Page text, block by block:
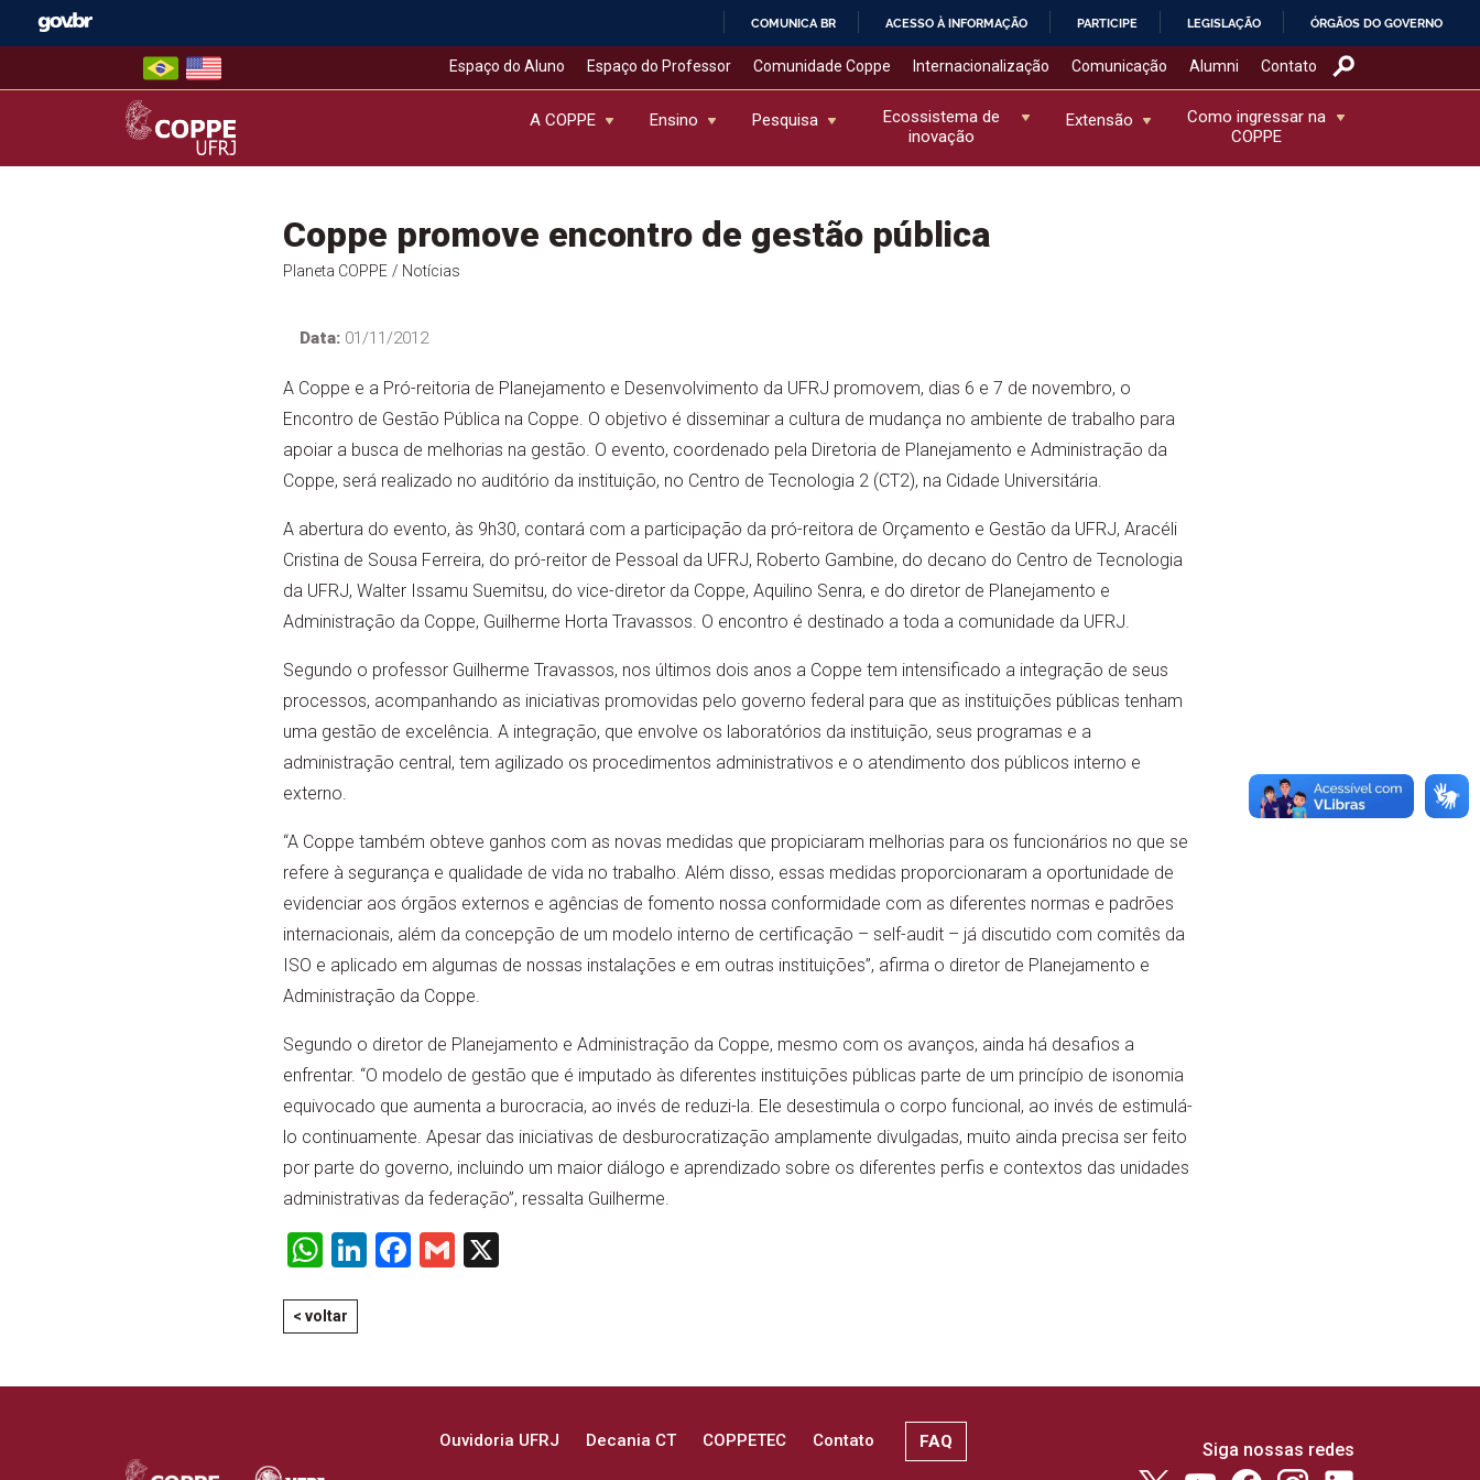
COMUNICA BR ACESSO À INFORMAÇÃO PARTICIPE LEGISLAÇÃO ÓRGÃOS DO GOVERNO
Espaço do Aluno Espaço do Professor Comunidade Coppe Internacionalização Comunicação Alumni Contato
COPPE – UFRJ
A COPPE Ensino Pesquisa
Ecossistema de
inovação
Extensão
Como ingressar na
COPPE
Coppe promove encontro de gestão pública
Planeta COPPE / Notícias
Data:01/11/2012
A Coppe e a Pró-reitoria de Planejamento e Desenvolvimento da UFRJ promovem, dias 6 e 7 de novembro, o
Encontro de Gestão Pública na Coppe. O objetivo é disseminar a cultura de mudança no ambiente de trabalho para
apoiar a busca de melhorias na gestão. O evento, coordenado pela Diretoria de Planejamento e Administração da
Coppe, será realizado no auditório da instituição, no Centro de Tecnologia 2 (CT2), na Cidade Universitária.
A abertura do evento, às 9h30, contará com a participação da pró-reitora de Orçamento e Gestão da UFRJ, Aracéli
Cristina de Sousa Ferreira, do pró-reitor de Pessoal da UFRJ, Roberto Gambine, do decano do Centro de Tecnologia
da UFRJ, Walter Issamu Suemitsu, do vice-diretor da Coppe, Aquilino Senra, e do diretor de Planejamento e
Administração da Coppe, Guilherme Horta Travassos. O encontro é destinado a toda a comunidade da UFRJ.
Segundo o professor Guilherme Travassos, nos últimos dois anos a Coppe tem intensificado a integração de seus
processos, acompanhando as iniciativas promovidas pelo governo federal para que as instituições públicas tenham
uma gestão de excelência. A integração, que envolve os laboratórios da instituição, seus programas e a
administração central, tem agilizado os procedimentos administrativos e o atendimento dos públicos interno e
externo.
“A Coppe também obteve ganhos com as novas medidas que propiciaram melhorias para os funcionários no que se
refere à segurança e qualidade de vida no trabalho. Além disso, essas medidas proporcionaram a oportunidade de
evidenciar aos órgãos externos e agências de fomento nossa conformidade com as diferentes normas e padrões
internacionais, além da concepção de um modelo interno de certificação – self-audit – já discutido com comitês da
ISO e aplicado em algumas de nossas instalações e em outras instituições”, afirma o diretor de Planejamento e
Administração da Coppe.
Segundo o diretor de Planejamento e Administração da Coppe, mesmo com os avanços, ainda há desafios a
enfrentar. “O modelo de gestão que é imputado às diferentes instituições públicas parte de um princípio de isonomia
equivocado que aumenta a burocracia, ao invés de reduzi-la. Ele desestimula o corpo funcional, ao invés de estimulá-
lo continuamente. Apesar das iniciativas de desburocratização amplamente divulgadas, muito ainda precisa ser feito
por parte do governo, incluindo um maior diálogo e aprendizado sobre os diferentes perfis e contextos das unidades
administrativas da federação”, ressalta Guilherme.
WhatsApp
LinkedIn
Facebook
Gmail
X
< voltar
Ouvidoria UFRJ Decania CT COPPETEC Contato FAQ Siga nossas redes